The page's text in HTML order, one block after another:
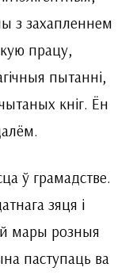
з захапленнем
працу,
пытанні,
кніг. Ён
ў грамадстве.
зяця і
мары розныя
паступаць ва